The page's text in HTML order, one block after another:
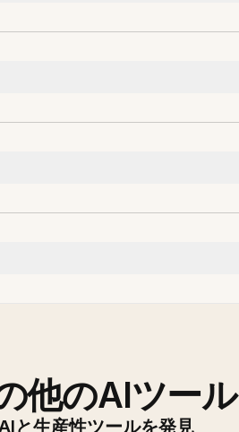
他のAIツール
と生産性ツールを発見